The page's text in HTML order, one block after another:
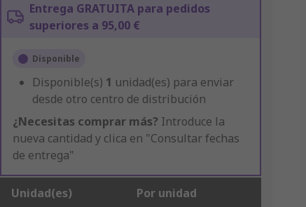
Entrega GRATUITA para pedidos
superiores a 95,00 €
Disponible
Disponible(s) 1 unidad(es) para enviar
desde otro centro de distribución
¿Necesitas comprar más? Introduce la
nueva cantidad y clica en "Consultar fechas
de entrega"
Unidad(es) Por unidad